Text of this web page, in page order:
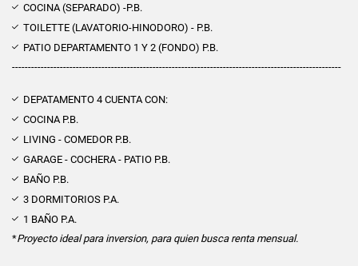
COCINA (SEPARADO) -P.B.
TOILETTE (LAVATORIO-HINODORO) - P.B.
PATIO DEPARTAMENTO 1 Y 2 (FONDO) P.B.
-------------------------------------------------------------------------------------------------------
DEPATAMENTO 4 CUENTA CON:
COCINA P.B.
LIVING - COMEDOR P.B.
GARAGE - COCHERA - PATIO P.B.
BAÑO P.B.
3 DORMITORIOS P.A.
1 BAÑO P.A.
*Proyecto ideal para inversion, para quien busca renta mensual.